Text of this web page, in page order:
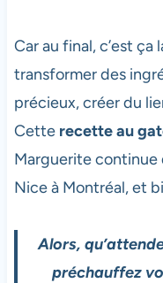
Car au final, c’est ça
transformer des
précieux, créer du
Cette recette au
Marguerite continue
Nice à Montréal, et
Alors,
préchauffez